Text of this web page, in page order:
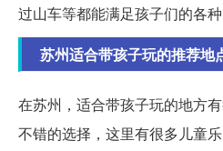
过山车等都能满足孩子们的各种
苏州适合带孩子玩的推荐地
在苏州，适合带孩子玩的地方
不错的选择，这里有很多儿童